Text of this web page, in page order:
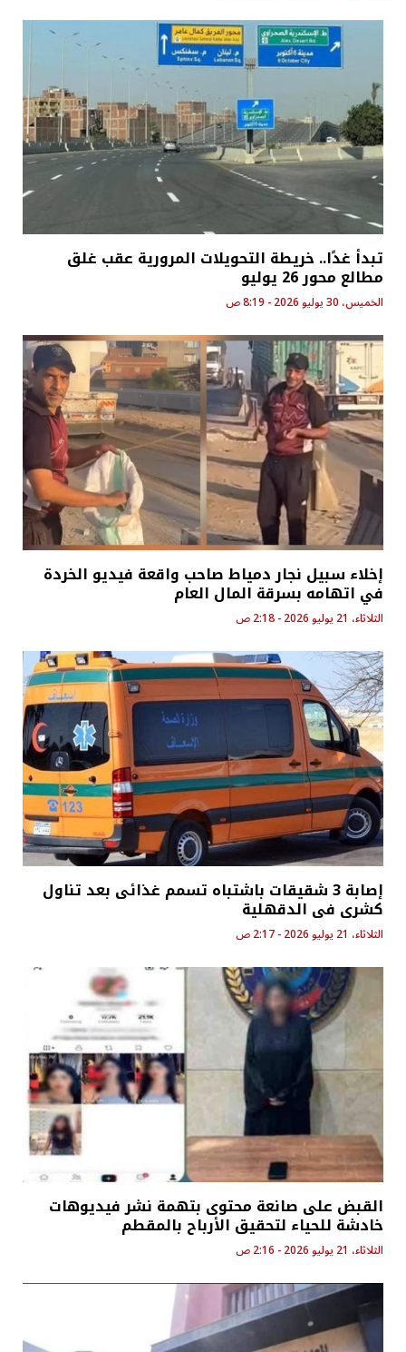
تبدأ غدًا.. خريطة التحويلات المرورية عقب غلق
مطالع محور 26 يوليو
الخميس، 30 يوليو 2026 - 8:19 ص
إخلاء سبيل نجار دمياط صاحب واقعة فيديو الخردة
في اتهامه بسرقة المال العام
الثلاثاء، 21 يوليو 2026 - 2:18 ص
إصابة 3 شقيقات باشتباه تسمم غذائى بعد تناول
كشرى فى الدقهلية
الثلاثاء، 21 يوليو 2026 - 2:17 ص
القبض على صانعة محتوى بتهمة نشر فيديوهات
خادشة للحياء لتحقيق الأرباح بالمقطم
الثلاثاء، 21 يوليو 2026 - 2:16 ص